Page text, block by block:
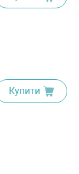
Купити